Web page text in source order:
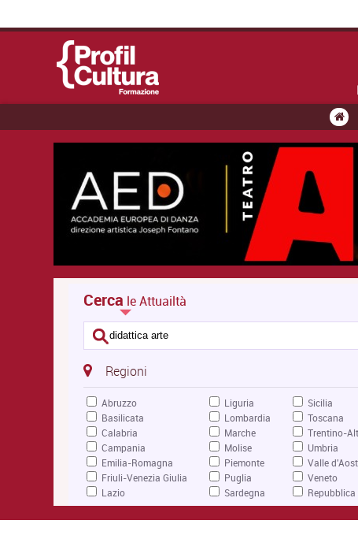
Cerca le Attuailtà
Regioni
Abruzzo
Basilicata
Calabria
Campania
Emilia-Romagna
Friuli-Venezia Giulia
Lazio
Liguria
Lombardia
Marche
Molise
Piemonte
Puglia
Sardegna
Sicilia
Toscana
Trentino-
Umbria
Valle
Veneto